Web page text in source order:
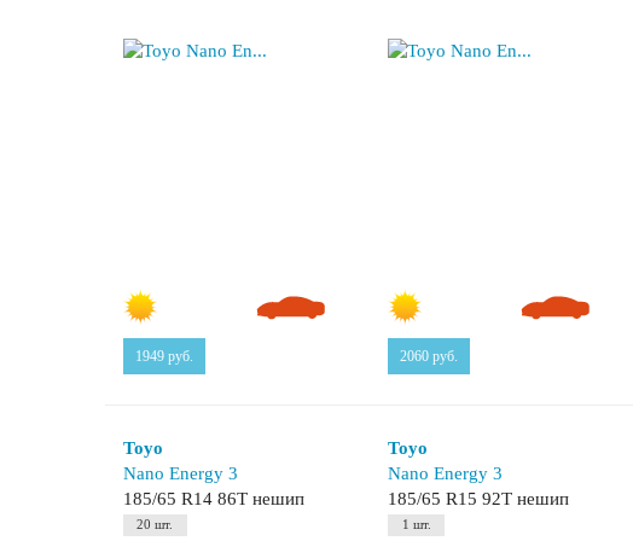
1949 руб. 2060 руб.
Toyo
Nano Energy 3
185/65 R14 86T нешип
20 шт.
Toyo
Nano Energy 3
185/65 R15 92T нешип
1 шт.